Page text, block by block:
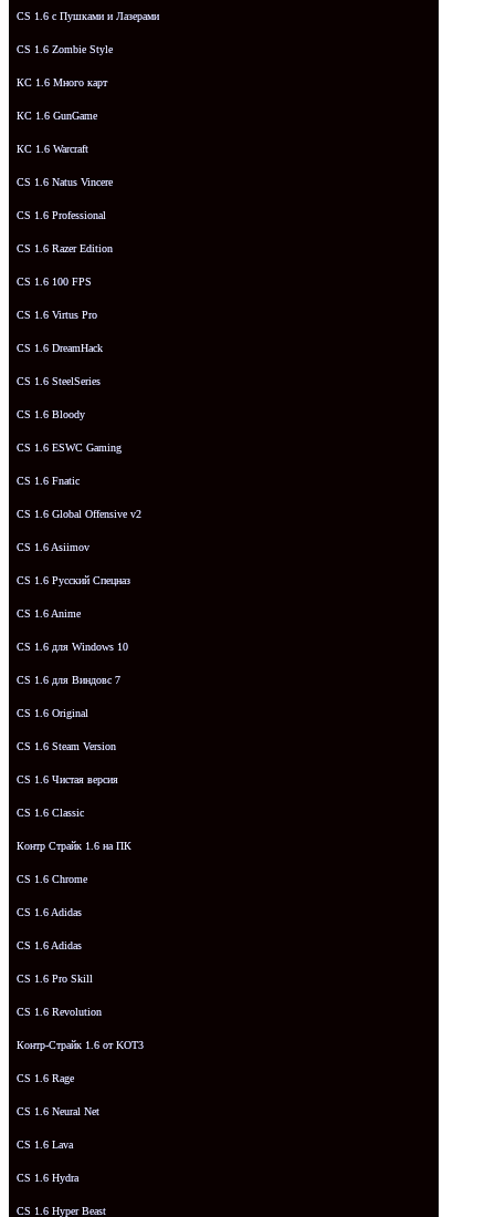
CS 1.6 с Пушками и Лазерами
CS 1.6 Zombie Style
КС 1.6 Много карт
КС 1.6 GunGame
КС 1.6 Warcraft
CS 1.6 Natus Vincere
CS 1.6 Professional
CS 1.6 Razer Edition
CS 1.6 100 FPS
CS 1.6 Virtus Pro
CS 1.6 DreamHack
CS 1.6 SteelSeries
CS 1.6 Bloody
CS 1.6 ESWC Gaming
CS 1.6 Fnatic
CS 1.6 Global Offensive v2
CS 1.6 Asiimov
CS 1.6 Русский Спецназ
CS 1.6 Anime
CS 1.6 для Windows 10
CS 1.6 для Виндовс 7
CS 1.6 Original
CS 1.6 Steam Version
CS 1.6 Чистая версия
CS 1.6 Classic
Контр Страйк 1.6 на ПК
CS 1.6 Chrome
CS 1.6 Adidas
CS 1.6 Adidas
CS 1.6 Pro Skill
CS 1.6 Revolution
Контр-Страйк 1.6 от KOT3
CS 1.6 Rage
CS 1.6 Neural Net
CS 1.6 Lava
CS 1.6 Hydra
CS 1.6 Hyper Beast